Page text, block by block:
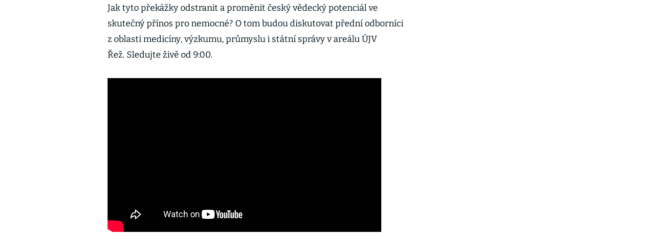
Jak tyto překážky odstranit a proměnit český vědecký potenciál ve
skutečný přínos pro nemocné? O tom budou diskutovat přední odborníci
z oblasti medicíny, výzkumu, průmyslu i státní správy v areálu ÚJV
Řež. Sledujte živě od 9:00.